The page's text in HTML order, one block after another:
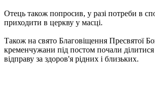
Отець також попросив, у разі потреби в
приходити в церкву у масці.
Також на свято Благовіщення Пресвятої
кременчужани під постом почали
відправу за здоров'я рідних і близьких.